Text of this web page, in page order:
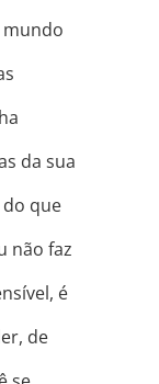
da sua
que
não faz
é
de